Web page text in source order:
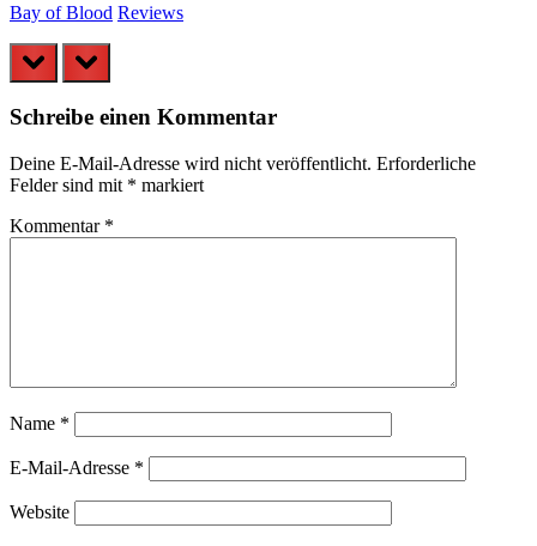
Bay of Blood Reviews
prev next
Schreibe einen Kommentar
Deine E-Mail-Adresse wird nicht veröffentlicht. Erforderliche
Felder sind mit * markiert
Kommentar *
Name *
E-Mail-Adresse *
Website